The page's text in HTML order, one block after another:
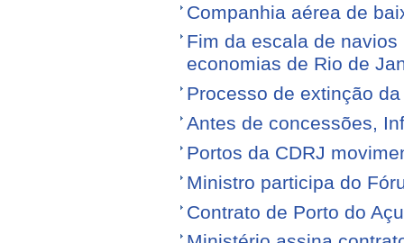
Companhia aérea de
Fim da escala de
economias de Rio de
Processo de extinção
Antes de concessões,
Portos da CDRJ
Ministro participa do
Contrato de Porto do